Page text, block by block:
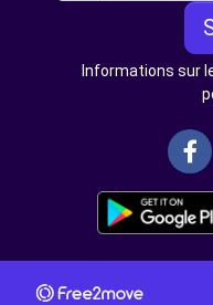
Informations sur